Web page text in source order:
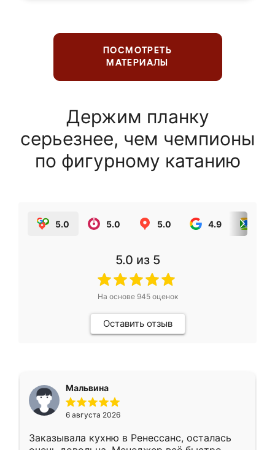
ПОСМОТРЕТЬ
МАТЕРИАЛЫ
Держим планку
серьезнее, чем чемпионы
по фигурному катанию
5.0 5.0 5.0 4.9
5.0 из 5
На основе 945оценок
Оставить отзыв
Мальвина
6 августа 2026
Заказывала кухню в Ренессанс, осталась